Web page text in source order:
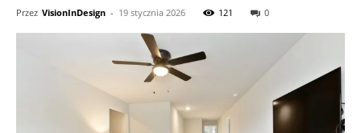
Przez VisionInDesign - 19 stycznia 2026 121 0